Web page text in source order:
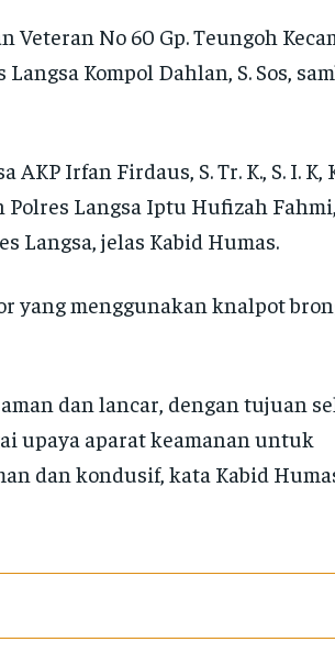
No 60 Gp. Teungoh
Kompol Dahlan, S. Sos,
Irfan Firdaus, S. Tr. K., S. I. K,
Langsa Iptu Hufizah Fahmi,
Langsa, jelas Kabid Humas.
yang menggunakan knalpot
dan lancar, dengan tujuan
upaya aparat keamanan untuk
dan kondusif, kata Kabid